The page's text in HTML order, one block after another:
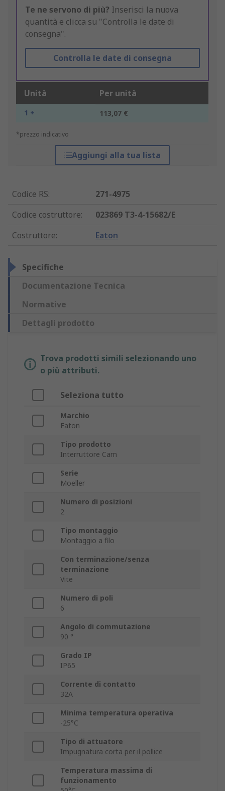
Te ne servono di più? Inserisci la nuova
quantità e clicca su "Controlla le date di
consegna".
Controlla le date di consegna
Unità Per unità
1 + 113,07 €
*prezzo indicativo
Aggiungi alla tua lista
Codice RS:
271-4975
Codice costruttore:
023869 T3-4-15682/E
Costruttore: Eaton
Specifiche
Documentazione Tecnica
Normative
Dettagli prodotto
Trova prodotti simili selezionando uno
o più attributi.
Seleziona tutto
Marchio
Eaton
Tipo prodotto
Interruttore Cam
Serie
Moeller
Numero di posizioni
2
Tipo montaggio
Montaggio a filo
Con terminazione/senza
terminazione
Vite
Numero di poli
6
Angolo di commutazione
90 °
Grado IP
IP65
Corrente di contatto
32A
Minima temperatura operativa
-25°C
Tipo di attuatore
Impugnatura corta per il pollice
Temperatura massima di
funzionamento